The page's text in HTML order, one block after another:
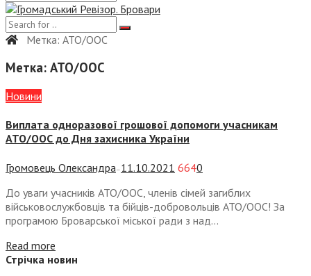
Метка: АТО/ООС
Метка: АТО/ООС
Новини
Виплата одноразової грошової допомоги учасникам
АТО/ООС до Дня захисника України
Громовець Олександра — 11.10.2021 6640
До уваги учасників АТО/ООС, членів сімей загиблих
військовослужбовців та бійців-добровольців АТО/ООС! За
програмою Броварської міської ради з над...
Read more
Стрічка новин